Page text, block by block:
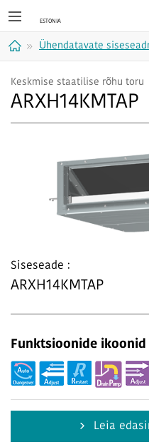
Ühendatavate
Keskmise staatilise rõhu toru
ARXH14KMTAP
Siseseade :
ARXH14KMTAP
Funktsioonide ikoonid
Leia